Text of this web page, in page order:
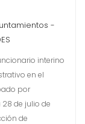
-
interino
en el
por
28 de julio de
de